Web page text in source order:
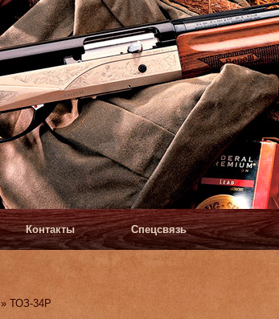
Контакты Спецсвязь
» ТОЗ-34Р